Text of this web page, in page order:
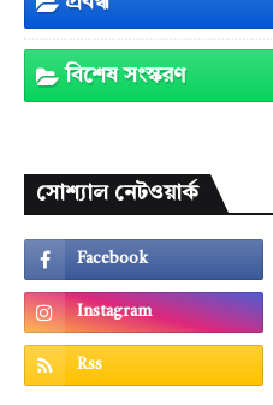
বিশেষ সংস্করণ
সোশ্যাল নেটওয়ার্ক